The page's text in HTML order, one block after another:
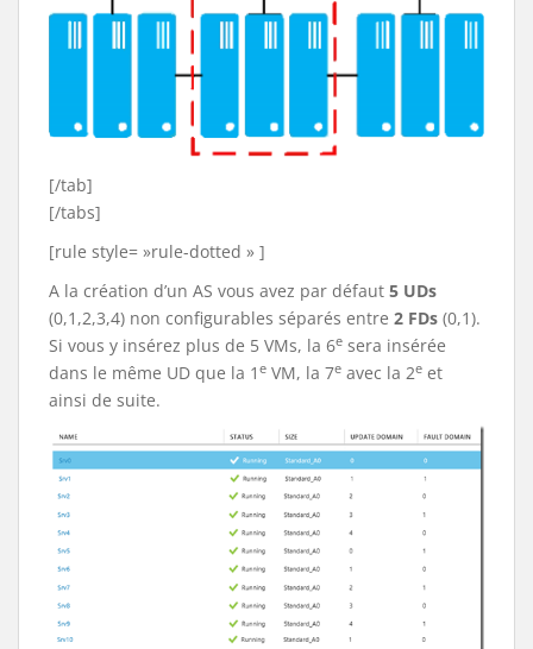
[/tab]
[/tabs]
[rule style= »rule-dotted » ]
A la création d’un AS vous avez par défaut 5 UDs
(0,1,2,3,4) non configurables séparés entre 2 FDs (0,1).
Si vous y insérez plus de 5 VMs, la 6e sera insérée
dans le même UD que la 1 e VM, la 7e avec la 2e et
ainsi de suite.